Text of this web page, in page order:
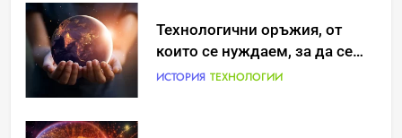
Технологични оръжия, от
които се нуждаем, за да се
борим с глобалното
ИСТОРИЯ ТЕХНОЛОГИИ
Идеи за съвременен дизайн
на баня
ИСТОРИЯ